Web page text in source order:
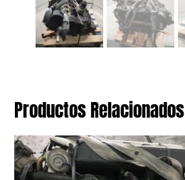
Productos Relacionados